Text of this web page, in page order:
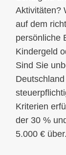
Aktivitäten?
auf dem
persönliche
Kindergeld
Sind Sie
Kriterien
der 30 %
5.000 € über.